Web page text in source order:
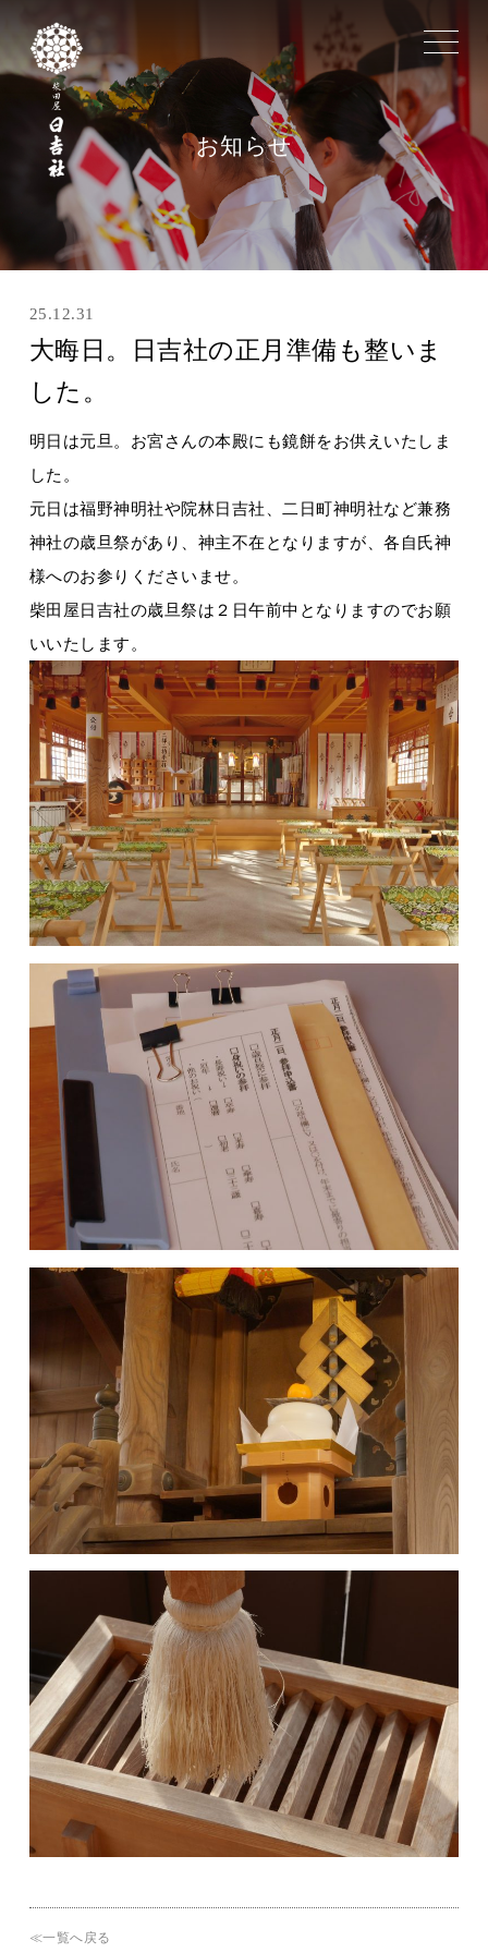
お知らせ
toggle
25.12.31
大晦日。日吉社の正月準備も整いま
した。
明日は元旦。お宮さんの本殿にも鏡餅をお供えいたしま
した。
元日は福野神明社や院林日吉社、二日町神明社など兼務
神社の歳旦祭があり、神主不在となりますが、各自氏神
様へのお参りくださいませ。
柴田屋日吉社の歳旦祭は２日午前中となりますのでお願
いいたします。
≪一覧へ戻る